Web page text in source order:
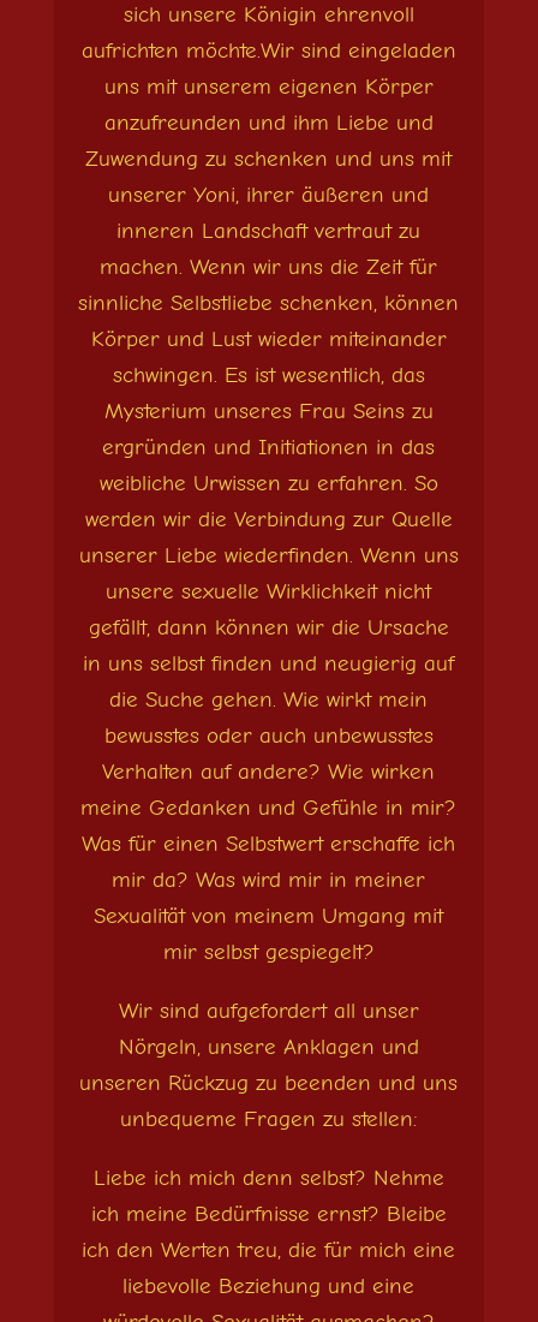
sich unsere Königin ehrenvoll
aufrichten möchte.Wir sind eingeladen
uns mit unserem eigenen Körper
anzufreunden und ihm Liebe und
Zuwendung zu schenken und uns mit
unserer Yoni, ihrer äußeren und
inneren Landschaft vertraut zu
machen. Wenn wir uns die Zeit für
sinnliche Selbstliebe schenken, können
Körper und Lust wieder miteinander
schwingen. Es ist wesentlich, das
Mysterium unseres Frau Seins zu
ergründen und Initiationen in das
weibliche Urwissen zu erfahren. So
werden wir die Verbindung zur Quelle
unserer Liebe wiederfinden. Wenn uns
unsere sexuelle Wirklichkeit nicht
gefällt, dann können wir die Ursache
in uns selbst finden und neugierig auf
die Suche gehen. Wie wirkt mein
bewusstes oder auch unbewusstes
Verhalten auf andere? Wie wirken
meine Gedanken und Gefühle in mir?
Was für einen Selbstwert erschaffe ich
mir da? Was wird mir in meiner
Sexualität von meinem Umgang mit
mir selbst gespiegelt?
Wir sind aufgefordert all unser
Nörgeln, unsere Anklagen und
unseren Rückzug zu beenden und uns
unbequeme Fragen zu stellen:
Liebe ich mich denn selbst? Nehme
ich meine Bedürfnisse ernst? Bleibe
ich den Werten treu, die für mich eine
liebevolle Beziehung und eine